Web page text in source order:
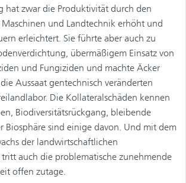
hat zwar die Produktivität durch den
Maschinen und Landtechnik erhöht und
erleichtert. Sie führte aber auch zu
übermäßigem Einsatz von
und Fungiziden und machte Äcker
Aussaat gentechnisch veränderten
Die Kollateralschäden kennen
Biodiversitätsrückgang, bleibende
Biosphäre sind einige davon. Und mit dem
der landwirtschaftlichen
auch die problematische zunehmende
offen zutage.